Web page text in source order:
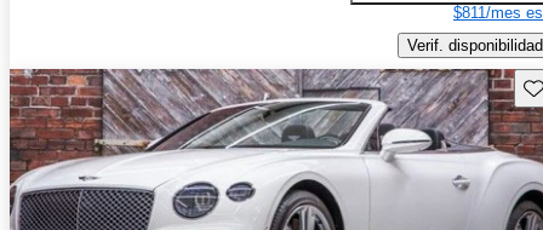
$811/mes
Verif. disponibilidad